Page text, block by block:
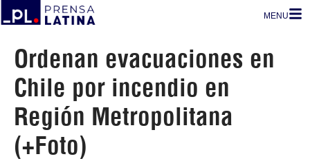
MENU
Ordenan evacuaciones en
Chile por incendio en
Región Metropolitana
(+Foto)